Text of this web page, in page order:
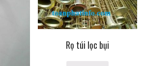
Rọ túi lọc bụi